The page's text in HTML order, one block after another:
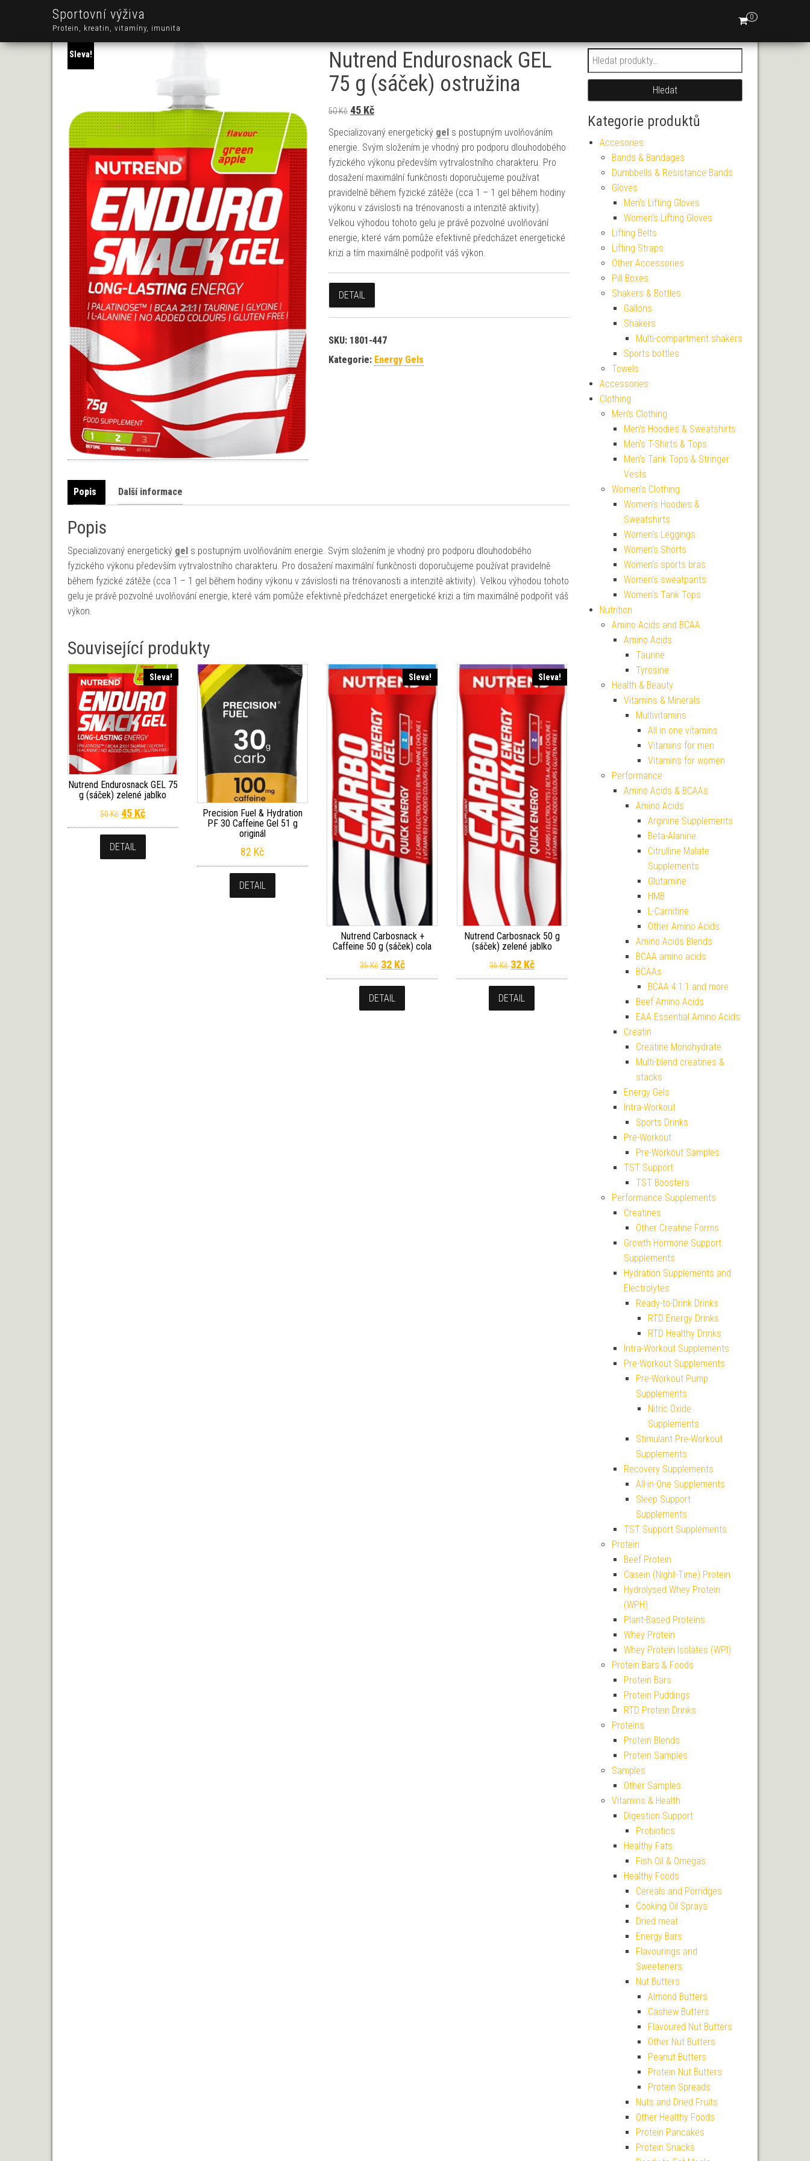
Sportovní výživa
Protein, kreatin, vitamíny, imunita
0
Sleva!
Nutrend Endurosnack GEL
75 g (sáček) ostružina
50Kč Původní cena byla: 50 Kč.
45 KčAktuální cena je: 45 Kč.
Specializovaný energetický gels postupným uvolňováním
energie. Svým složením je vhodný pro podporu dlouhodobého
fyzického výkonu především vytrvalostního charakteru. Pro
dosažení maximální funkčnosti doporučujeme používat
pravidelně během fyzické zátěže (cca 1 – 1 gel během hodiny
výkonu v závislosti na trénovanosti a intenzitě aktivity).
Velkou výhodou tohoto gelu je právě pozvolné uvolňování
energie, které vám pomůže efektivně předcházet energetické
krizi a tím maximálně podpořit váš výkon.
DETAIL
SKU: 1801-447
Kategorie: Energy Gels
Popis Další informace
Popis
Specializovaný energetický gel s postupným uvolňováním energie. Svým složením je vhodný pro podporu dlouhodobého
fyzického výkonu především vytrvalostního charakteru. Pro dosažení maximální funkčnosti doporučujeme používat pravidelně
během fyzické zátěže (cca 1 – 1 gel během hodiny výkonu v závislosti na trénovanosti a intenzitě aktivity). Velkou výhodou tohoto
gelu je právě pozvolné uvolňování energie, které vám pomůže efektivně předcházet energetické krizi a tím maximálně podpořit váš
výkon.
Související produkty
Sleva!
Nutrend Endurosnack GEL 75
g (sáček) zelené jablko
50Kč Původní cena byla: 50 Kč.
45 KčAktuální cena je: 45 Kč.
DETAIL
Precision Fuel & Hydration
PF 30 Caffeine Gel 51 g
originál
82 Kč
DETAIL
Sleva!
Nutrend Carbosnack +
Caffeine 50 g (sáček) cola
36Kč Původní cena byla: 36 Kč.
32 KčAktuální cena je: 32 Kč.
DETAIL
Sleva!
Nutrend Carbosnack 50 g
(sáček) zelené jablko
36Kč Původní cena byla: 36 Kč.
32 KčAktuální cena je: 32 Kč.
DETAIL
Hledat:
Hledat
Kategorie produktů
Accesories
Bands & Bandages
Dumbbells & Resistance Bands
Gloves
Men's Lifting Gloves
Women's Lifting Gloves
Lifting Belts
Lifting Straps
Other Accessories
Pill Boxes
Shakers & Bottles
Gallons
Shakers
Multi-compartment shakers
Sports bottles
Towels
Accessories
Clothing
Men's Clothing
Men's Hoodies & Sweatshirts
Men's T-Shirts & Tops
Men's Tank Tops & Stringer
Vests
Women's Clothing
Women's Hoodies &
Sweatshirts
Women's Leggings
Women's Shorts
Women's sports bras
Women's sweatpants
Women's Tank Tops
Nutrition
Amino Acids and BCAA
Amino Acids
Taurine
Tyrosine
Health & Beauty
Vitamins & Minerals
Multivitamins
All in one vitamins
Vitamins for men
Vitamins for women
Performance
Amino Acids & BCAAs
Amino Acids
Arginine Supplements
Beta-Alanine
Citrulline Malate
Supplements
Glutamine
HMB
L-Carnitine
Other Amino Acids
Amino Acids Blends
BCAA amino acids
BCAAs
BCAA 4:1:1 and more
Beef Amino Acids
EAA Essential Amino Acids
Creatin
Creatine Monohydrate
Multi-blend creatines &
stacks
Energy Gels
Intra-Workout
Sports Drinks
Pre-Workout
Pre-Workout Samples
TST Support
TST Boosters
Performance Supplements
Creatines
Other Creatine Forms
Growth Hormone Support
Supplements
Hydration Supplements and
Electrolytes
Ready-to-Drink Drinks
RTD Energy Drinks
RTD Healthy Drinks
Intra-Workout Supplements
Pre-Workout Supplements
Pre-Workout Pump
Supplements
Nitric Oxide
Supplements
Stimulant Pre-Workout
Supplements
Recovery Supplements
All-in-One Supplements
Sleep Support
Supplements
TST Support Supplements
Protein
Beef Protein
Casein (Night-Time) Protein
Hydrolysed Whey Protein
(WPH)
Plant-Based Proteins
Whey Protein
Whey Protein Isolates (WPI)
Protein Bars & Foods
Protein Bars
Protein Puddings
RTD Protein Drinks
Proteins
Protein Blends
Protein Samples
Samples
Other Samples
Vitamins & Health
Digestion Support
Probiotics
Healthy Fats
Fish Oil & Omegas
Healthy Foods
Cereals and Porridges
Cooking Oil Sprays
Dried meat
Energy Bars
Flavourings and
Sweeteners
Nut Butters
Almond Butters
Cashew Butters
Flavoured Nut Butters
Other Nut Butters
Peanut Butters
Protein Nut Butters
Protein Spreads
Nuts and Dried Fruits
Other Healthy Foods
Protein Pancakes
Protein Snacks